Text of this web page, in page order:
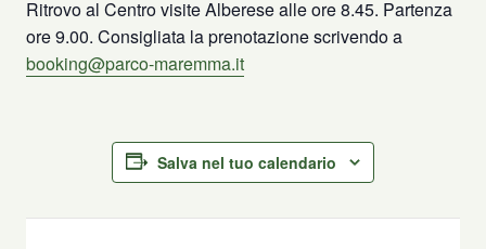
Ritrovo al Centro visite Alberese alle ore 8.45. Partenza
ore 9.00. Consigliata la prenotazione scrivendo a
booking@parco-maremma.it
Salva nel tuo calendario